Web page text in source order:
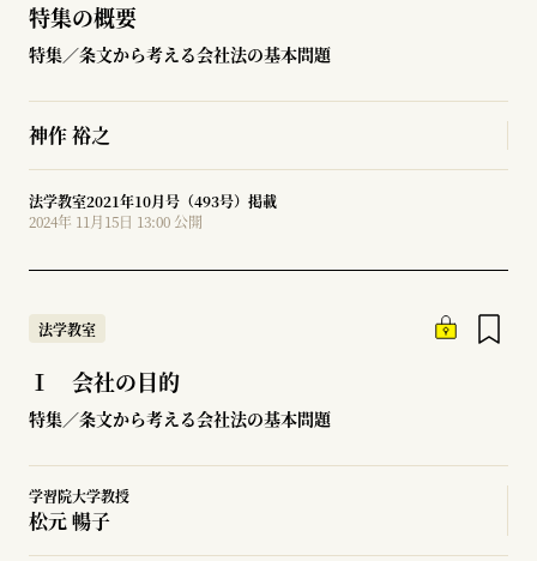
特集の概要
特集／条文から考える会社法の基本問題
神作 裕之
法学教室2021年10月号（493号）掲載
2024年 11月15日 13:00 公開
法学教室
Ⅰ 会社の目的
特集／条文から考える会社法の基本問題
学習院大学教授
松元 暢子